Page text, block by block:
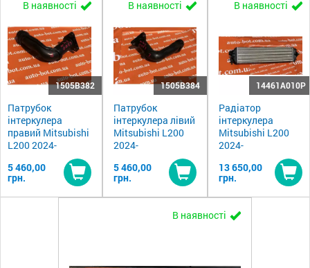
В наявності
1505B382
Патрубок
інтеркулера
правий Mitsubishi
L200 2024-
5 460,00
грн.
Купити
В наявності
1505B384
Патрубок
інтеркулера лівий
Mitsubishi L200
2024-
5 460,00
грн.
Купити
В наявності
14461A010P
Радіатор
інтеркулера
Mitsubishi L200
2024-
13 650,00
грн.
В наявності